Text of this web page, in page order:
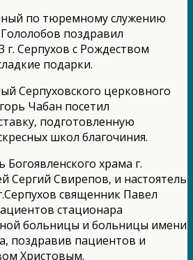
по тюремному служению
поздравил
Серпухов с Рождеством
подарки.
Серпуховского церковного
Чабан посетил
подготовленную
школ благочиния.
Богоявленского храма г.
Сергий Свирепов, и настоятель
священник Павел
стационара
больницы и больницы имени
поздравив пациентов и
Христовым.